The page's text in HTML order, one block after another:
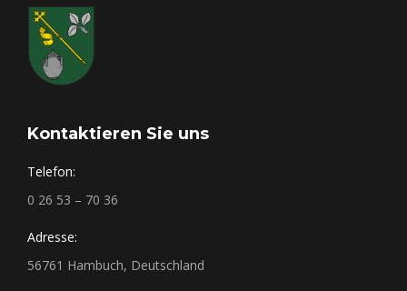
Kontaktieren Sie uns
Telefon:
0 26 53 – 70 36
Adresse:
56761 Hambuch, Deutschland